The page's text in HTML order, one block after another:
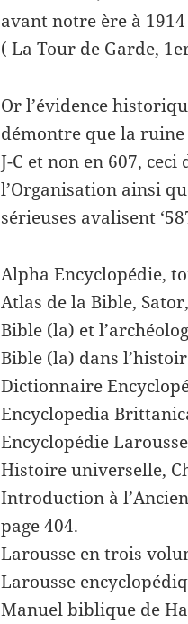
avant notre ère à 1914
( La Tour de Garde,
Or l’évidence
démontre que la
J-C et non en 607,
l’Organisation ainsi
sérieuses avalisent
Alpha Encyclopédie,
Atlas de la Bible,
Bible (la) et
Bible (la) dans
Dictionnaire
Encyclopedia
Encyclopédie
Histoire universelle,
Introduction à
page 404.
Larousse en trois
Larousse
Manuel biblique de